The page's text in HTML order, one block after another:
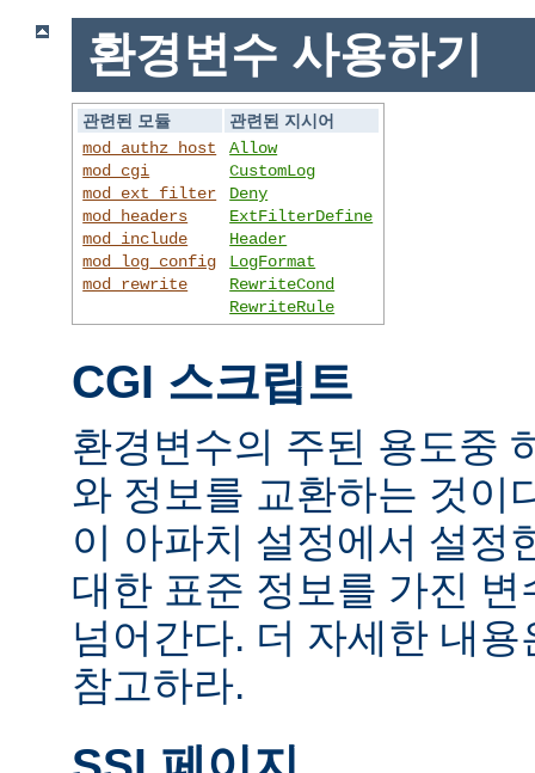
환경변수 사용하기
관련된 모듈
관련된 지시어
mod_authz_host
mod_cgi
mod_ext_filter
mod_headers
mod_include
mod_log_config
mod_rewrite
Allow
CustomLog
Deny
ExtFilterDefine
Header
LogFormat
RewriteCond
RewriteRule
CGI 스크립트
환경변수의 주된 용도중
와 정보를 교환하는 것이
이 아파치 설정에서 설정
대한 표준 정보를 가진
넘어간다. 더 자세한 내
참고하라.